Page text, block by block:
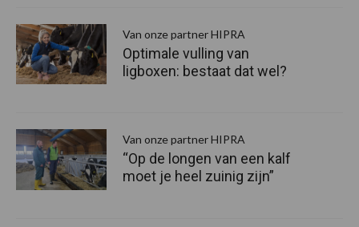
Van onze partner HIPRA
Optimale vulling van
ligboxen: bestaat dat wel?
Van onze partner HIPRA
“Op de longen van een kalf
moet je heel zuinig zijn”